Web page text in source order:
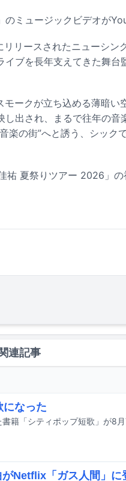
ミュージックビデオが
リースされたニューシン
ブを長年支えてきた舞台
ークが立ち込める薄暗い
出され、まるで往年の音
楽の街”へと誘う、シック
祐 夏祭りツアー 2026」
連記事
になった
籍「シティポップ短歌」が8月
Netflix「ガス人間」に